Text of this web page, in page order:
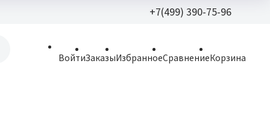
+7(499) 390-75-96
ВойтиЗаказыИзбранноеСравнениеКорзина